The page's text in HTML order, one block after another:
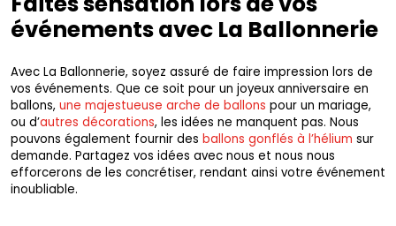
événements avec La Ballonnerie
Avec La Ballonnerie, soyez assuré de faire impression lors de
vos événements. Que ce soit pour un joyeux anniversaire en
ballons, une majestueuse arche de ballons pour un mariage,
ou d’autres décorations, les idées ne manquent pas. Nous
pouvons également fournir des ballons gonflés à l’hélium sur
demande. Partagez vos idées avec nous et nous nous
efforcerons de les concrétiser, rendant ainsi votre événement
inoubliable.